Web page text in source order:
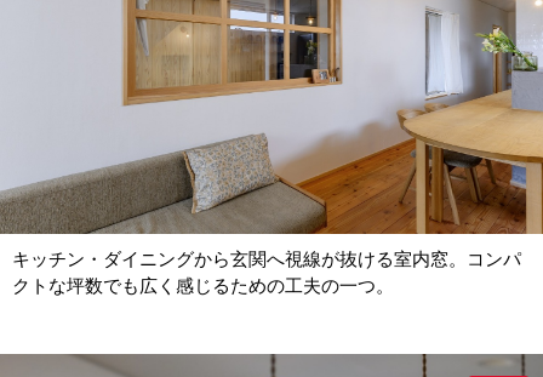
キッチン・ダイニングから玄関へ視線が抜ける室内窓。コンパ
クトな坪数でも広く感じるための工夫の一つ。